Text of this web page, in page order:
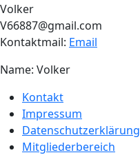
Volker
V66887@gmail.com
Kontaktmail: Email
Name: Volker
Kontakt
Impressum
Datenschutzerklärung
Mitgliederbereich